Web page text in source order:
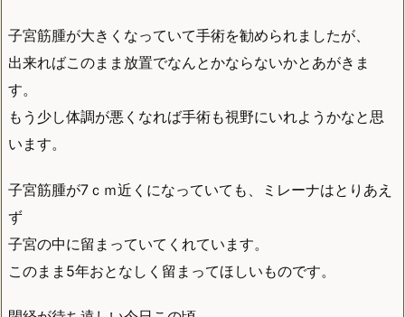
子宮筋腫が大きくなっていて手術を勧められましたが、
出来ればこのまま放置でなんとかならないかとあがきま
す。
もう少し体調が悪くなれば手術も視野にいれようかなと思
います。
子宮筋腫が7ｃｍ近くになっていても、ミレーナはとりあえ
ず
子宮の中に留まっていてくれています。
このまま5年おとなしく留まってほしいものです。